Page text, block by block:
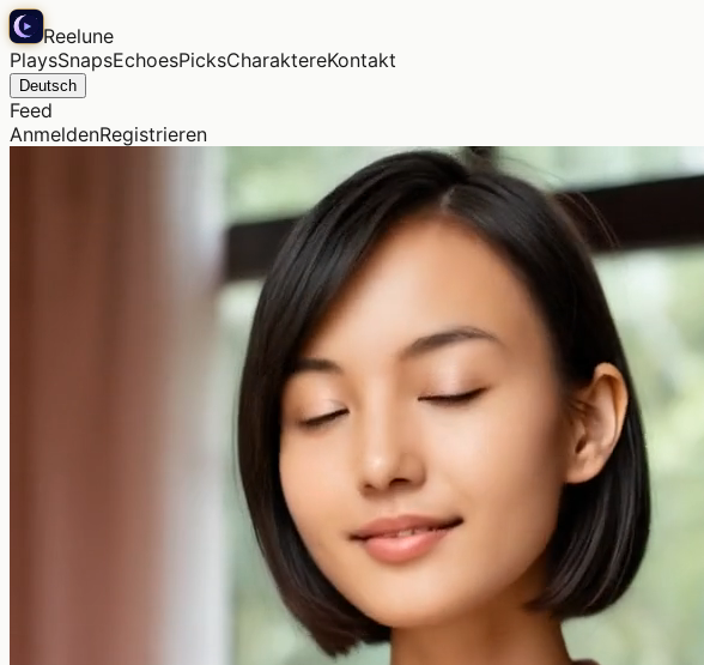
Reelune
PlaysSnapsEchoesPicksCharaktereKontakt
Deutsch
Feed
AnmeldenRegistrieren